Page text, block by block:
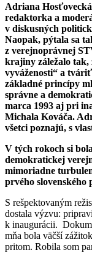
Adriana
redaktorka a
v diskusných
Naopak, pýtala sa
z verejnoprávnej
krajiny záležalo tak,
vyváženosti“ a
základné princípy
správne a
marca 1993 aj pri
Michala Kováča.
všetci poznajú, s
V tých rokoch si
demokratickej
mimoriadne
prvého slovenského
S rešpektovaným
dostala výzvu:
k inaugurácii.
mňa bola väčší
pritom. Robila som